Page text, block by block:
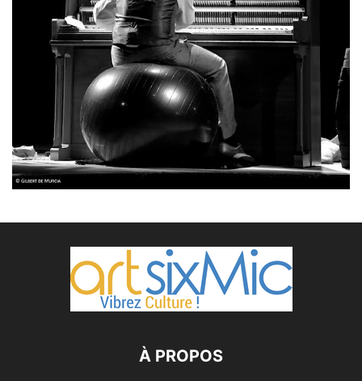
À PROPOS